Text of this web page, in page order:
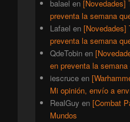
balael en [Novedades]
preventa la semana
Lafael en [Novedades]
preventa la semana
QdeTobin en
en preventa la
iescruce en
Mi opinión, envío a
RealGuy en [Combat
Mundos